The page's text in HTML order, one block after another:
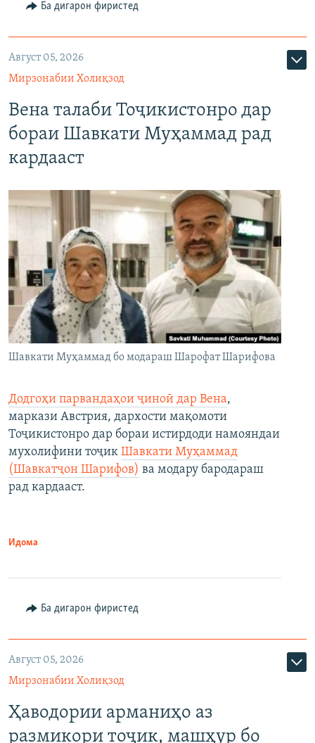
Ба дигарон фиристед
Август 05, 2026
Мирзонабии Холиқзод
Вена талаби Тоҷикистонро дар
бораи Шавкати Муҳаммад рад
кардааст
Шавкати Муҳаммад бо модараш Шарофат Шарифова
Додгоҳи парвандаҳои ҷиноӣ дар Вена,
маркази Австрия, дархости мақомоти
Тоҷикистонро дар бораи истирдоди намояндаи
мухолифини тоҷик Шавкати Муҳаммад
(Шавкатҷон Шарифов) ва модару бародараш
рад кардааст.
Идома
Ба дигарон фиристед
Август 05, 2026
Мирзонабии Холиқзод
Ҳаводории арманиҳо аз
размикори тоҷик, машҳур бо